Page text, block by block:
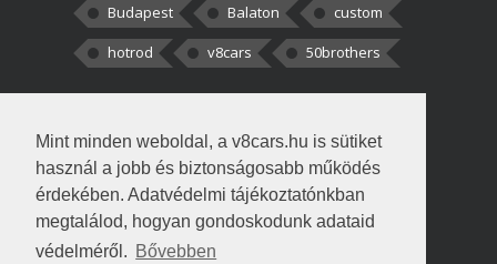
Mint minden weboldal, a v8cars.hu is sütiket
használ a jobb és biztonságosabb működés
érdekében. Adatvédelmi tájékoztatónkban
megtalálod, hogyan gondoskodunk adataid
védelméről. Bővebben
Budapest
Balaton
custom
hotrod
v8cars 50brothers
kortisz:Elszúrtam! Én csak két
darabbaal számoltam. Nem tudtam, hogy fél autót,
Béke: Tényleg nagyon jó kérdés volt